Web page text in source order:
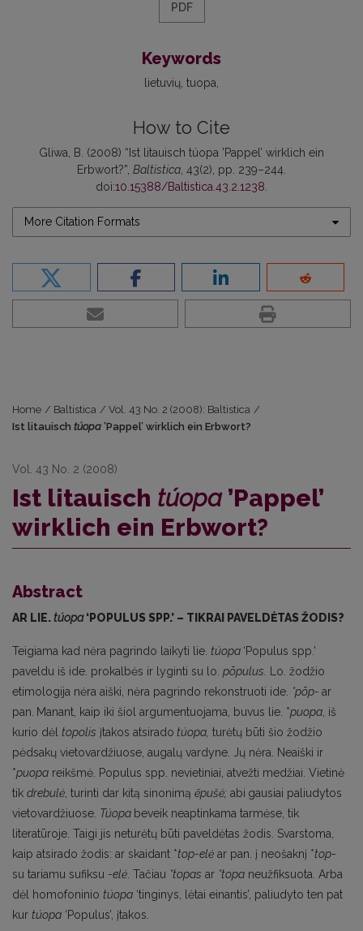
PDF
Keywords
lietuvių tuopa
How to Cite
Gliwa, B. (2008) “Ist litauisch túopa ’Pappel’ wirklich ein
Erbwort?”, Baltistica , 43(2), pp. 239–244.
doi:10.15388/Baltistica.43.2.1238
More Citation Formats
Home / Baltistica / Vol. 43 No. 2 (2008): Baltistica /
Ist litauisch túopa ’Pappel’ wirklich ein Erbwort?
Vol. 43 No. 2 (2008)
Ist litauisch túopa’Pappel’
wirklich ein Erbwort?
Abstract
AR LIE.túopa‘POPULUS SPP.’ – TIKRAI PAVELDĖTAS ŽODIS?
Teigiama kad nėra pagrindo laikyti lie. túopa ‘Populus spp.’
paveldu iš ide. prokalbės ir lyginti su lo. pōpulus.
Lo. žodžio
etimologija nėra aiški, nėra pagrindo rekonstruoti ide. *pōp- ar
pan. Manant, kaip iki šiol argumentuojama, buvus lie. *puopa , iš
kurio dėl topolis įtakos atsirado túopa, turėtų būti šio žodžio
pėdsakų vietovardžiuose, augalų vardyne. Jų nėra. Neaiški ir
*puopa reikšmė. Populus spp. nevietiniai, atvežti medžiai. Vietinė
tik drebulė , turinti dar kitą sinonimą ẽpušė; abi gausiai paliudytos
vietovardžiuose. Túopa beveik neaptinkama tarmėse, tik
literatūroje. Taigi jis neturėtų būti paveldėtas žodis. Svarstoma,
kaip atsirado žodis: ar skaidant *top-elė ar pan. į neošaknį *top-
su tariamu sufiksu -elė . Tačiau *topas ar *topa neužfiksuota. Arba
dėl homofoninio túopa ‘tinginys, lėtai einantis’, paliudyto ten pat
kur túopa ‘Populus’, įtakos.